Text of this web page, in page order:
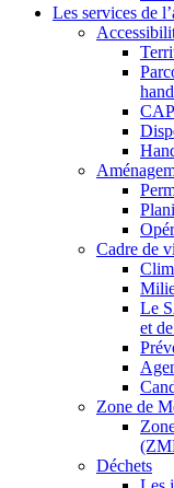
Les services de
Cadre de
Le
et
Zone de
Déchets